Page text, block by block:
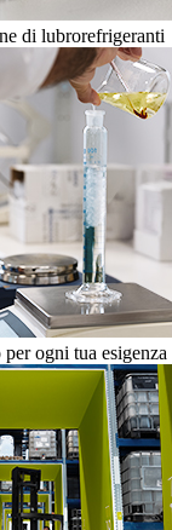
di lubrorefrigeranti
ogni tua esigenza